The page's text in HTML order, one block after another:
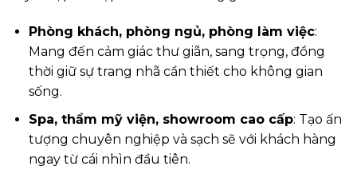
Phòng khách, phòng ngủ, phòng làm việc:
Mang đến cảm giác thư giãn, sang trọng, đồng
thời giữ sự trang nhã cần thiết cho không gian
sống.
Spa, thẩm mỹ viện, showroom cao cấp: Tạo ấn
tượng chuyên nghiệp và sạch sẽ với khách hàng
ngay từ cái nhìn đầu tiên.